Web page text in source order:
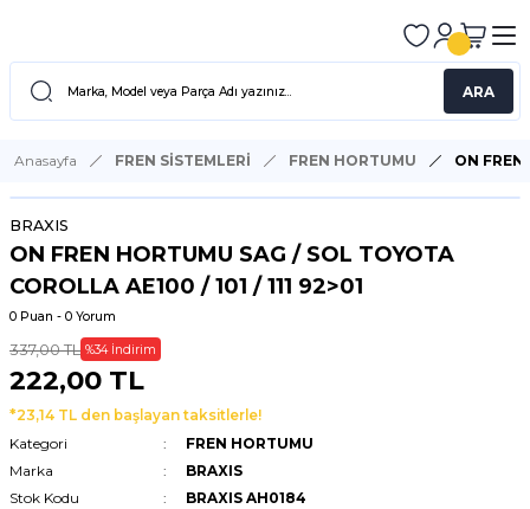
ARA
Anasayfa FREN SİSTEMLERİ FREN HORTUMU ON FREN
BRAXIS
ON FREN HORTUMU SAG / SOL TOYOTA
COROLLA AE100 / 101 / 111 92>01
0 Puan - 0 Yorum
337,00 TL %34 İndirim
222,00 TL
*23,14 TL den başlayan taksitlerle!
Kategori
FREN HORTUMU
Marka
BRAXIS
Stok Kodu
BRAXIS AH0184